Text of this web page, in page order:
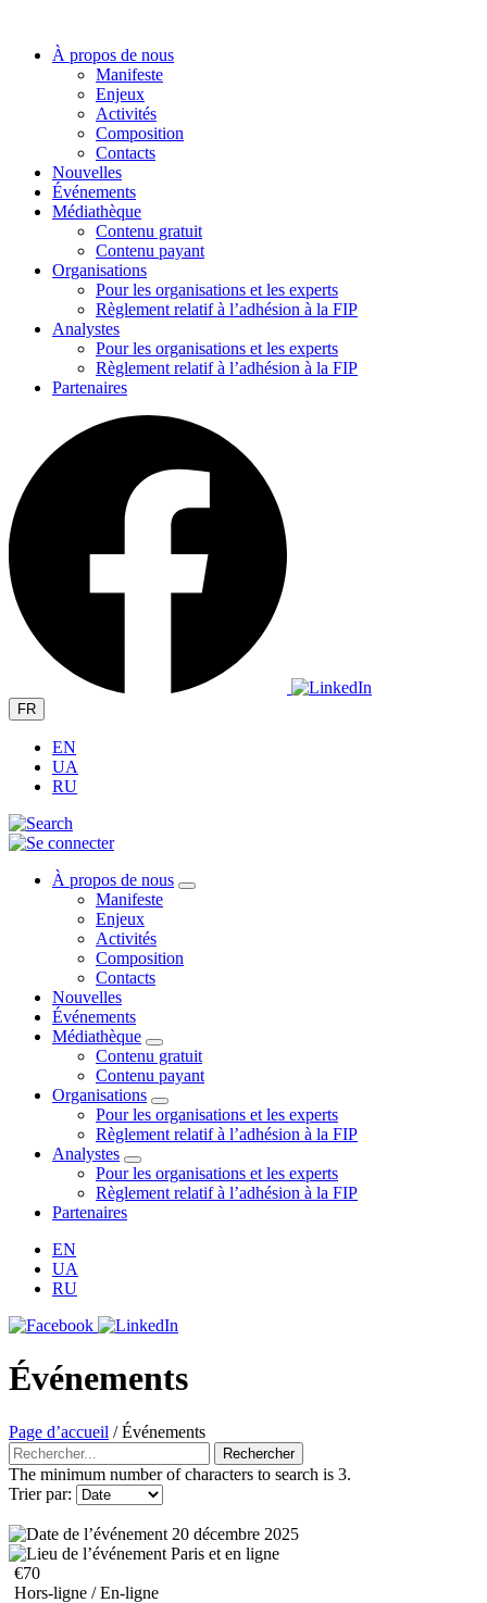
contenuÀ propos de nous
Manifeste
Enjeux
Activités
Composition
Contacts
Nouvelles
Événements
Médiathèque
Contenu gratuit
Contenu payant
Organisations
Pour les organisations et les experts
Règlement relatif à l’adhésion à la FIP
Analystes
Pour les organisations et les experts
Règlement relatif à l’adhésion à la FIP
Partenaires
FR
EN
UA
RU
À propos de nous
Manifeste
Enjeux
Activités
Composition
Contacts
Nouvelles
Événements
Médiathèque
Contenu gratuit
Contenu payant
Organisations
Pour les organisations et les experts
Règlement relatif à l’adhésion à la FIP
Analystes
Pour les organisations et les experts
Règlement relatif à l’adhésion à la FIP
Partenaires
EN
UA
RU
Événements
Page d’accueil /Événements
Rechercher
Rechercher
The minimum number of characters to search is 3.
Trier par:
20 décembre 2025
Paris et en ligne
€70
Hors-ligne / En-ligne